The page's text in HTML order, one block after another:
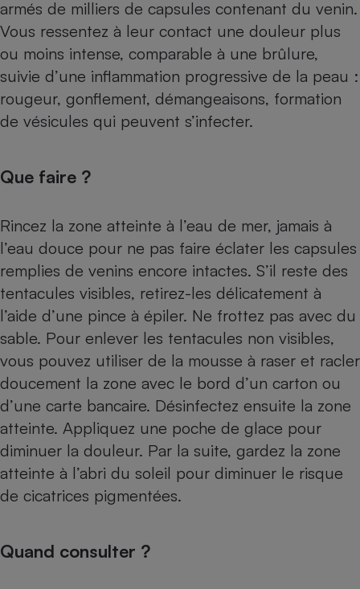
armés de milliers de capsules contenant du venin.
Vous ressentez à leur contact une douleur plus
ou moins intense, comparable à une brûlure,
suivie d’une inflammation progressive de la peau :
rougeur, gonflement, démangeaisons, formation
de vésicules qui peuvent s’infecter.
Que faire ?
Rincez la zone atteinte à l’eau de mer, jamais à
l’eau douce pour ne pas faire éclater les capsules
remplies de venins encore intactes. S’il reste des
tentacules visibles, retirez-les délicatement à
l’aide d’une pince à épiler. Ne frottez pas avec du
sable. Pour enlever les tentacules non visibles,
vous pouvez utiliser de la mousse à raser et racler
doucement la zone avec le bord d’un carton ou
d’une carte bancaire. Désinfectez ensuite la zone
atteinte. Appliquez une poche de glace pour
diminuer la douleur. Par la suite, gardez la zone
atteinte à l’abri du soleil pour diminuer le risque
de cicatrices pigmentées.
Quand consulter ?